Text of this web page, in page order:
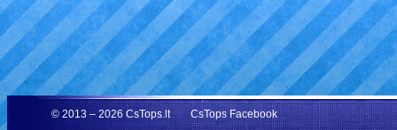
© 2013 – 2026 CsTops.lt CsTops Facebook